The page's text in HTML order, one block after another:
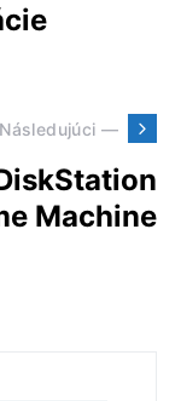
Následujúci —
Machine